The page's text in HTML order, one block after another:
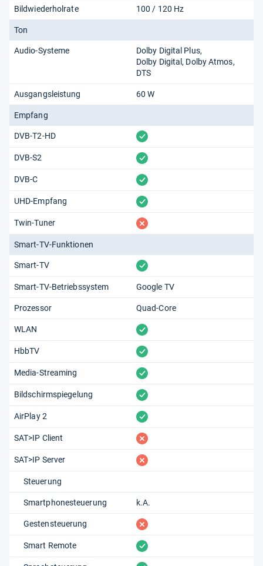
Bildwiederholrate 100 / 120 Hz
Ton
Audio-Systeme
Dolby Digital Plus
Dolby Digital Dolby Atmos
DTS
Ausgangsleistung 60 W
Empfang
DVB-T2-HD vorhanden
DVB-S2 vorhanden
DVB-C vorhanden
UHD-Empfang vorhanden
Twin-Tuner fehlt
Smart-TV-Funktionen
Smart-TV vorhanden
Smart-TV-Betriebssystem Google TV
Prozessor Quad-Core
WLAN vorhanden
HbbTV vorhanden
Media-Streaming vorhanden
Bildschirmspiegelung vorhanden
AirPlay 2 vorhanden
SAT>IP Client fehlt
SAT>IP Server fehlt
Steuerung
Smartphonesteuerung k.A.
Gestensteuerung fehlt
Smart Remote vorhanden